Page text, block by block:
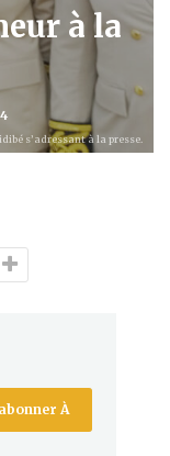
à la
s’adressant à la presse.
À